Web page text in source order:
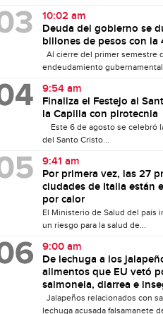
10:02 am
Deuda del gobierno se
billones de pesos con la
Al cierre del primer semestre
endeudamiento
9:54 am
Finaliza el Festejo al
la Capilla con pirotecnia
Este 6 de agosto se celebró
del Santo Cristo...
9:41 am
Por primera vez, las 27
ciudades de Italia están
por calor
El Ministerio de Salud del país
un riesgo para la salud de...
9:00 am
De lechuga a los
alimentos que EU vetó
salmonela, diarrea e
Jalapeños relacionados con
lechuga acusada falsamanete